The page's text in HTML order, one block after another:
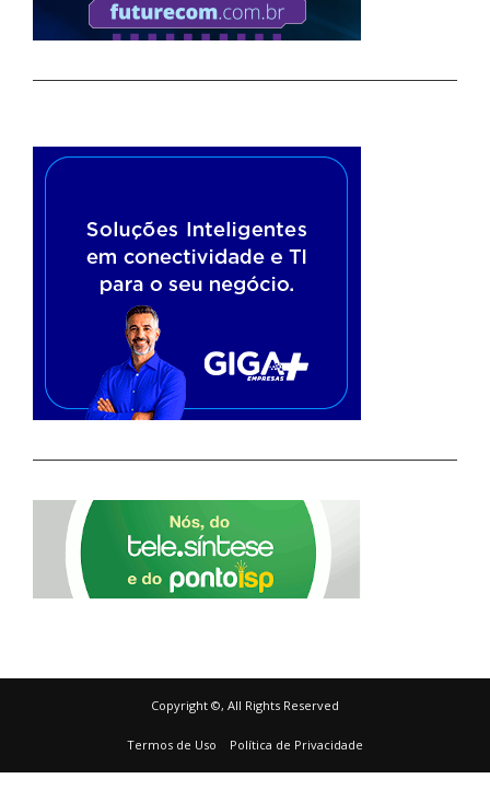
Copyright ©, All Rights Reserved
Termos de Uso Política de Privacidade